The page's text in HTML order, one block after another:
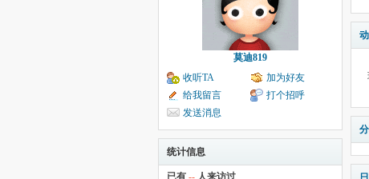
莫迪819
收听TA
加为好友
给我留言
打个招呼
发送消息
统计信息
已有 -- 人来访过